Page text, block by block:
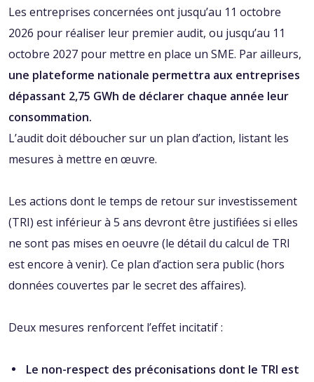
Les entreprises concernées ont jusqu’au 11 octobre
2026 pour réaliser leur premier audit, ou jusqu’au 11
octobre 2027 pour mettre en place un SME. Par ailleurs,
une plateforme nationale permettra aux entreprises
dépassant 2,75 GWh de déclarer chaque année leur
consommation.
L’audit doit déboucher sur un plan d’action, listant les
mesures à mettre en œuvre.
Les actions dont le temps de retour sur investissement
(TRI) est inférieur à 5 ans devront être justifiées si elles
ne sont pas mises en oeuvre (le détail du calcul de TRI
est encore à venir). Ce plan d’action sera public (hors
données couvertes par le secret des affaires).
Deux mesures renforcent l’effet incitatif :
Le non-respect des préconisations dont le TRI est